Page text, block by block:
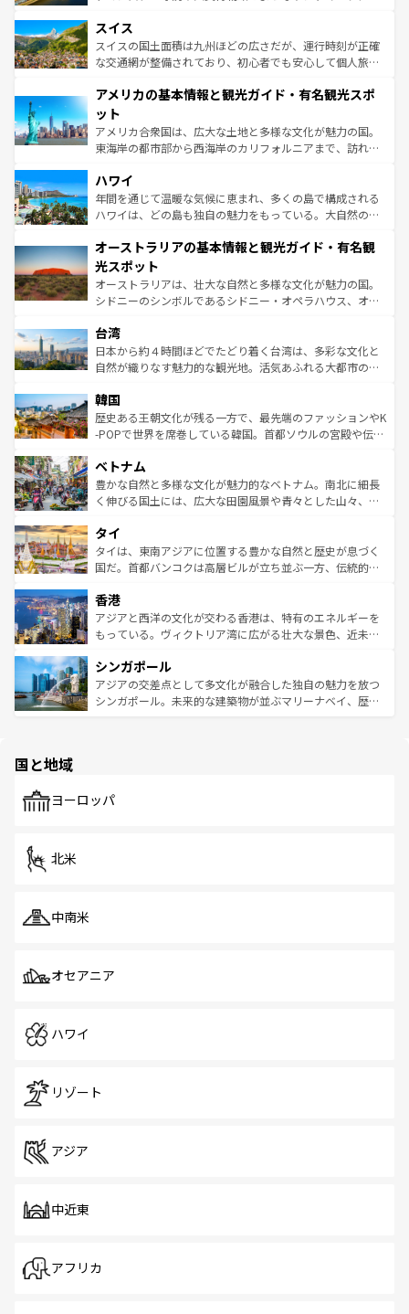
を参照してほしい。
は、お酒好きな人にはぜひ体験してほしい。 なお、新着の
ドイツ情報はコンテンツ一覧を参照してほしい。
リアごとに異なる魅力がある。また、優雅なアフタヌーン
ティー、ビール好きにはたまらない英国パブ、サッカー観
戦など、本場だからこそできる体験も豊富。イギリスを旅
ンツ一覧を参照してほしい。
スイス
スイスの国土面積は九州ほどの広さだが、運行時刻が正確
な交通網が整備されており、初心者でも安心して個人旅行
の建物がそのまま残る町や、スイスならではのユニークな
博物館もあり、アルプス観光だけでなく町歩きも満喫する
ことができる。国民の所得が高いため物価も高いが、旅行
者向けの交通パス提供のサービスもあり、うまく活用すれ
着のスイス情報は
アメリカの基本情報と観光ガイド・有名観光スポ
ット
アメリカ合衆国は、広大な土地と多様な文化が魅力の国。
東海岸の都市部から西海岸のカリフォルニアまで、訪れる
のような巨大都市は、観光、ショッピング、エンターテイ
ンメントが詰まった刺激的なスポットだ。一方、アメリカ
西部には大自然が広がり、グランドキャニオンやイエロー
部のニューオーリンズでは、音楽と美食が融合した独特の
文化が魅力。旅行者はアメリカの各地域で異なる魅力を楽
しみながら、その多様性と豊かな歴史を感じることができ
るだろう。車でのロードトリップや列車の旅も、アメリカ
情報は
ハワイ
年間を通じて温暖な気候に恵まれ、多くの島で構成される
ハワイは、どの島も独自の魅力をもっている。大自然の神
ワイ島は見逃せない。また、定番の観光地といえばオアフ
島だが、静かな自然を求めるならマウイ島やカウアイ島が
おすすめ。エメラルドグリーンに輝く海をはじめ、豊かな
文化や歴史が息づいている。「アロハスピリット」と呼ば
人々、おいしいローカルフードやハワイアンミュージッ
ク、伝統的なフラダンスなど、すべてがハワイの魅力を彩
っている。訪れるたびに新しい発見と感動が待っているハ
はコンテンツ一覧
オーストラリアの基本情報と観光ガイド・有名観
光スポット
オーストラリアは、壮大な自然と多様な文化が魅力の国。
シドニーのシンボルであるシドニー・オペラハウス、オー
リアリーフや大陸中央部にそびえるウルル（エアーズロッ
ク）、タスマニアの美しい原生林やケアンズの熱帯雨林な
ど、見どころがたくさん。また、カフェやワイン、オージ
いる。アクティビティも充実しており、サーフィンやダイ
ビング、ハイキングなど、アウトドア好きにはたまらな
い。オーストラリアの多彩な魅力を存分に味わいつくそ
参照してほしい。
台湾
日本から約４時間ほどでたどり着く台湾は、多彩な文化と
自然が織りなす魅力的な観光地。活気あふれる大都市の台
ン）、静ひつな山岳地帯である台湾東部など、都市の喧騒
と山間の静けさが共存しており、訪れる人に新しい発見と
驚きをもたらしてくれる。また、奥深い台湾の食文化も魅
容にもいいと評判のスイーツなど、バラエティ豊かな料理
が味わえる。 なお、新着の台湾情報は コンテンツ一覧を参
照してほしい。
韓国
歴史ある王朝文化が残る一方で、最先端のファッションやK
-POPで世界を席巻している韓国。首都ソウルの宮殿や伝統
き、地方に足を延ばせば四季折々の自然美を楽しむことが
できる。そして、キムチや焼肉、絶品のストリートフード
まで、さまざまな韓国料理が待っている。夜には、韓国な
リティに包まれながら、韓国の多彩な魅力を心ゆくまで味
わってみてほしい。 なお、新着の韓国情報はコンテンツ一
覧を参照してほしい。
ベトナム
豊かな自然と多様な文化が魅力的なベトナム。南北に細長
く伸びる国土には、広大な田園風景や青々とした山々、世
急速な発展と共に伝統が息づく。ハノイの古い町並みやホ
ーチミン市のフランス統治時代の建物も、独特の雰囲気を
醸し出している。また、バラエティの豊かさとおいしさで
とつ。フォーやバインミー、ベトナムコーヒーなどは、ぜ
ひ現地で味わいたい。どの地域を訪れてもあたたかい人々
が旅行者を迎えてくれるので、きっと忘れられない旅にな
参照してほしい。
タイ
タイは、東南アジアに位置する豊かな自然と歴史が息づく
国だ。首都バンコクは高層ビルが立ち並ぶ一方、伝統的な
の活気が交差している。北部ではチェンマイなどの山岳地
帯で自然と触れ合い、南部ではプーケットやクラビの美し
いビーチでリゾート気分を楽しむことができる。タイ料理
激する。気候は一年中温暖で、どの季節にも異なる楽しみ
が待っている。親しみやすいタイの人々、仏教を中心とし
た文化、そして多様な観光資源が、訪れる旅人を魅了し続
香港
アジアと西洋の文化が交わる香港は、特有のエネルギーを
もっている。ヴィクトリア湾に広がる壮大な景色、近未来
み、どこを訪れても感動するはず。観光スポットが密集し
ており、効率よく見どころを回れるのも魅力。息をのむよ
うな絶景から文化的な体験まで、香港を存分に楽しみ尽く
シンガポール
アジアの交差点として多文化が融合した独自の魅力を放つ
シンガポール。未来的な建築物が並ぶマリーナベイ、歴史
で、ホーカーズは地元の風情を楽しめる外せないスポット
国と地域
ヨーロッパ
北米
中南米
オセアニア
ハワイ
リゾート
アジア
中近東
アフリカ